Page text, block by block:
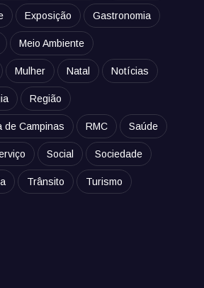
Exposição Gastronomia
Meio Ambiente
Mulher Natal Notícias
Região
de Campinas RMC Saúde
Social Sociedade
Trânsito Turismo